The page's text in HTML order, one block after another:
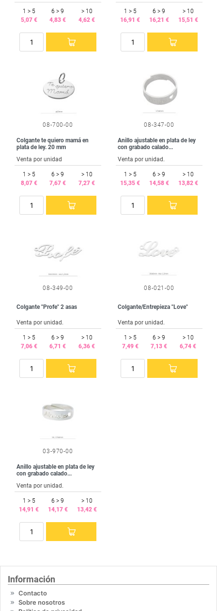
1 > 5
5,07 €
6 > 9
4,83 €
> 10
4,62 €
1 > 5
16,91 €
6 > 9
16,21 €
> 10
15,51 €
08-700-00
Colgante te quiero mamá en
plata de ley. 20 mm
Venta por unidad
1 > 5
8,07 €
6 > 9
7,67 €
> 10
7,27 €
08-347-00
Anillo ajustable en plata de ley
con grabado calado...
Venta por unidad.
1 > 5
15,35 €
6 > 9
14,58 €
> 10
13,82 €
08-349-00
Colgante "Profe" 2 asas
Venta por unidad.
1 > 5
7,06 €
6 > 9
6,71 €
> 10
6,36 €
08-021-00
Colgante/Entrepieza "Love"
Venta por unidad.
1 > 5
7,49 €
6 > 9
7,13 €
> 10
6,74 €
03-970-00
Anillo ajustable en plata de ley
con grabado calado...
Venta por unidad.
1 > 5
14,91 €
6 > 9
14,17 €
> 10
13,42 €
Información
Contacto
Sobre nosotros